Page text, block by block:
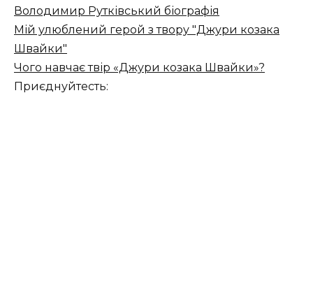
Володимир Рутківський біографія
Мій улюблений герой з твору "Джури козака
Швайки"
Чого навчає твір «Джури козака Швайки»?
Приєднуйтесть: